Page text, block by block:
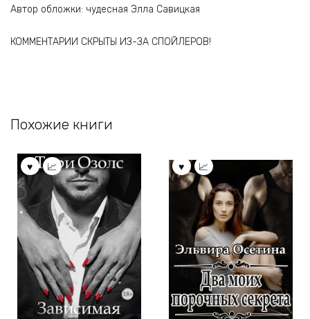
Автор обложки: чудесная Элла Савицкая
КОММЕНТАРИИ СКРЫТЫ ИЗ-ЗА СПОЙЛЕРОВ!
Похожие книги